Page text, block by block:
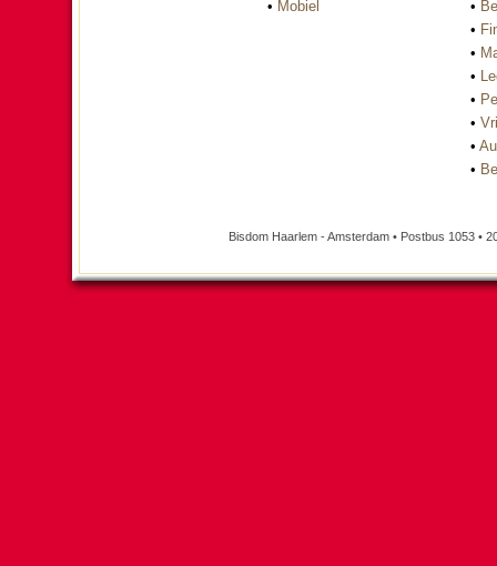
• Mobiel
•
•
•
•
•
•
•
•
Bisdom Haarlem - Amsterdam • Postbus 1053 •